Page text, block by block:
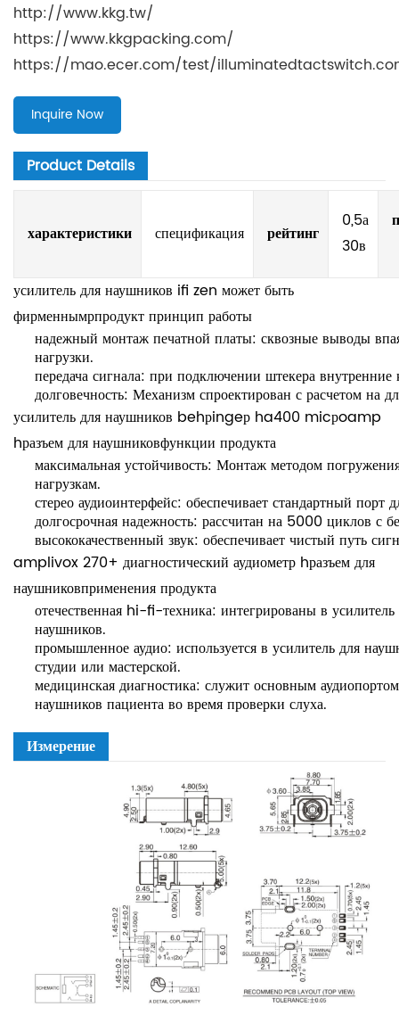
http://www.kkg.tw/
https://www.kkgpacking.com/
https://mao.ecer.com/test/
Inquire Now
Product Details
характеристики спецификация рейтинг
0,5а
30в
усилитель для наушников ifi zen может быть
фирменнымрпродуктпринцип работы
надежный монтаж печатной платы: сквозные выводы
нагрузки.
передача сигнала: при подключении штекера внутренние
долговечность: Механизм спроектирован с расчетом на
усилитель для наушников behрingeр ha400 micрoamp
hразъем для наушниковфункции продукта
максимальная устойчивость: Монтаж методом
нагрузкам.
стерео аудиоинтерфейс: обеспечивает стандартный порт
долгосрочная надежность: рассчитан на 5000 циклов с
высококачественный звук: обеспечивает чистый путь
amplivox 270+ диагностический аудиометр hразъем для
наушниковприменения продукта
отечественная hi-fi-техника: интегрированы в
наушников.
промышленное аудио: используется в усилитель для
студии или мастерской.
медицинская диагностика: служит основным
наушников пациента во время проверки слуха.
Измерение